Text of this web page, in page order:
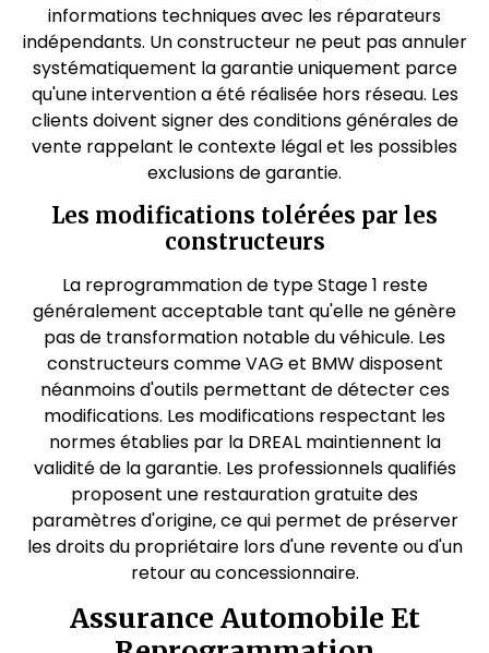
informations techniques avec les réparateurs
indépendants. Un constructeur ne peut pas annuler
systématiquement la garantie uniquement parce
qu'une intervention a été réalisée hors réseau. Les
clients doivent signer des conditions générales de
vente rappelant le contexte légal et les possibles
exclusions de garantie.
Les modifications tolérées par les
constructeurs
La reprogrammation de type Stage 1 reste
généralement acceptable tant qu'elle ne génère
pas de transformation notable du véhicule. Les
constructeurs comme VAG et BMW disposent
néanmoins d'outils permettant de détecter ces
modifications. Les modifications respectant les
normes établies par la DREAL maintiennent la
validité de la garantie. Les professionnels qualifiés
proposent une restauration gratuite des
paramètres d'origine, ce qui permet de préserver
les droits du propriétaire lors d'une revente ou d'un
retour au concessionnaire.
Assurance Automobile Et